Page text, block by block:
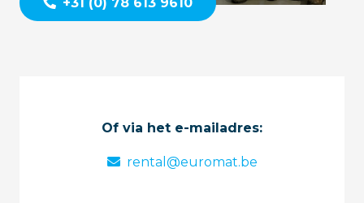
Of via het e-mailadres:
rental@euromat.be